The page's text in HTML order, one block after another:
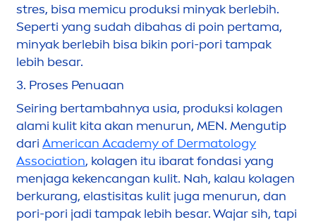
stres, bisa memicu produksi minyak berlebih.
Seperti yang sudah dibahas di poin pertama,
minyak berlebih bisa bikin pori-pori tampak
lebih besar.
3. Proses Penuaan
Seiring bertambahnya usia, produksi kolagen
alami kulit kita akan menurun, MEN. Mengutip
dari American Academy of Dermatology
Association, kolagen itu ibarat fondasi yang
menjaga kekencangan kulit. Nah, kalau kolagen
berkurang, elastisitas kulit juga menurun, dan
pori-pori jadi tampak lebih besar. Wajar sih, tapi